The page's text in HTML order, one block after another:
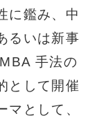
に鑑み、中
るいは新事
手法の
として開催
マとして、